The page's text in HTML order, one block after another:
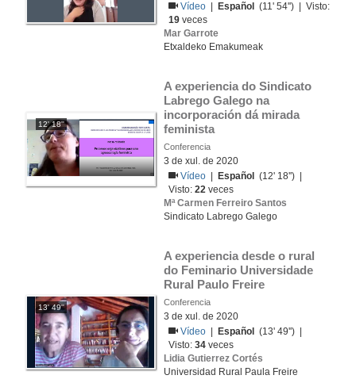
Vídeo
Español
(11' 54'') | Visto:
19 veces
Mar Garrote
Etxaldeko Emakumeak
12' 18''
A experiencia do Sindicato
Labrego Galego na
incorporación dá mirada
feminista
Conferencia
3 de xul. de 2020
Vídeo
Español
(12' 18'') |
Visto:22 veces
Mª Carmen Ferreiro Santos
Sindicato Labrego Galego
13' 49''
A experiencia desde o rural
do Feminario Universidade
Rural Paulo Freire
Conferencia
3 de xul. de 2020
Vídeo
Español
(13' 49'') |
Visto:34 veces
Lidia Gutierrez Cortés
Universidad Rural Paula Freire